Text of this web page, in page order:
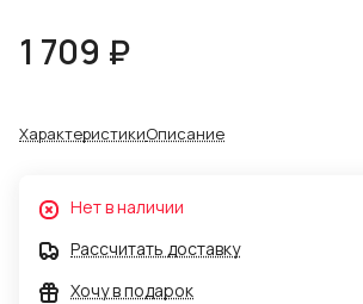
1 709 ₽
ХарактеристикиОписание
Нет в наличии
Рассчитать доставку
Хочу в подарок